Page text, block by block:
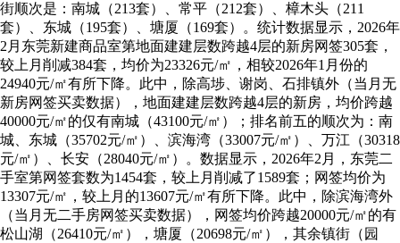
街顺次是：南城（213套）、常平（212套）、樟木头（211
套）、东城（195套）、塘厦（169套）。统计数据显示，2026年
2月东莞新建商品室第地面建建层数跨越4层的新房网签305套，
较上月削减384套，均价为23326元/㎡，相较2026年1月份的
24940元/㎡有所下降。此中，除高埗、谢岗、石排镇外（当月无
新房网签买卖数据），地面建建层数跨越4层的新房，均价跨越
40000元/㎡的仅有南城（43100元/㎡）；排名前五的顺次为：南
城、东城（35702元/㎡）、滨海湾（33007元/㎡）、万江（30318
元/㎡）、长安（28040元/㎡）。数据显示，2026年2月，东莞二
手室第网签套数为1454套，较上月削减了1589套；网签均价为
13307元/㎡，较上月的13607元/㎡有所下降。此中，除滨海湾外
（当月无二手房网签买卖数据），网签均价跨越20000元/㎡的有
松山湖（26410元/㎡），塘厦（20698元/㎡），其余镇街（园